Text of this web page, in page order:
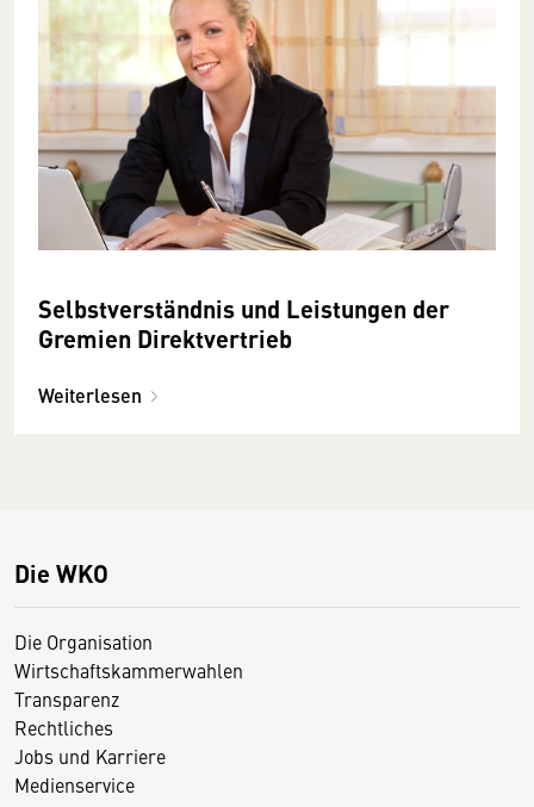
Selbstverständnis und Leistungen der
Gremien Direktvertrieb
Weiterlesen
Die WKO
Die Organisation
Wirtschaftskammerwahlen
Transparenz
Rechtliches
Jobs und Karriere
Medienservice